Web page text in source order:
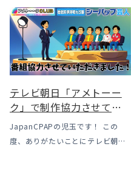
う選択肢
ルは下がった一方で、「続ける」
ための条件はこれまでより厳しく
なっています。この記事では、何
がどう変わったのかを患者様の立
場で […]
テレビ朝日「アメトーー
ク」で制作協力させてい
ただきました
JapanCPAPの児玉です！ この
度、ありがたいことにテレビ朝日